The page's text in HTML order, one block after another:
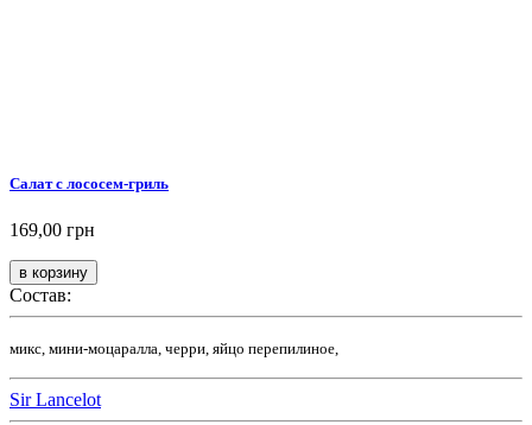
Салат с лососем-гриль
169,00 грн
Состав:
микс, мини-моцаралла, черри, яйцо перепилиное,
Sir Lancelot